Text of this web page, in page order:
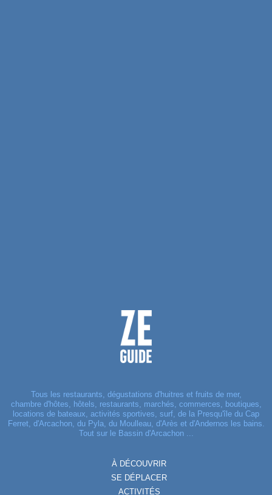
Tous les restaurants, dégustations d'huitres et fruits de mer,
chambre d'hôtes, hôtels, restaurants, marchés, commerces, boutiques,
locations de bateaux, activités sportives, surf, de la Presqu'île du Cap
Ferret, d'Arcachon, du Pyla, du Moulleau, d'Arès et d'Andernos les bains.
Tout sur le Bassin d'Arcachon ...
À DÉCOUVRIR
SE DÉPLACER
ACTIVITÉS